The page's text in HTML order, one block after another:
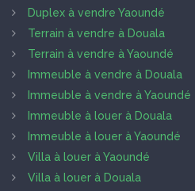
Duplex à vendre Yaoundé
Terrain à vendre à Douala
Terrain à vendre à Yaoundé
Immeuble à vendre à Douala
Immeuble à vendre à Yaoundé
Immeuble à louer à Douala
Immeuble à louer à Yaoundé
Villa à louer à Yaoundé
Villa à louer à Douala